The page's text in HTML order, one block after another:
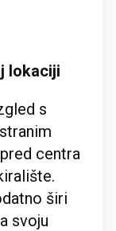
lokaciji
s
centra
širi
svoju